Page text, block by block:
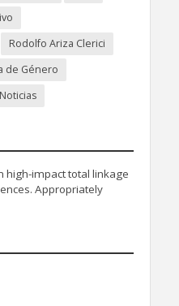
Rodolfo Ariza Clerici
de Género
high-impact total linkage
Appropriately